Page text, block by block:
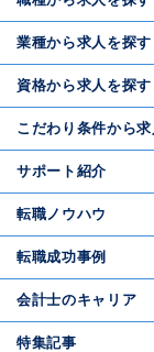
業種から求人を探す
資格から求人を探す
こだわり条件から
サポート紹介
転職ノウハウ
転職成功事例
会計士のキャリア
特集記事